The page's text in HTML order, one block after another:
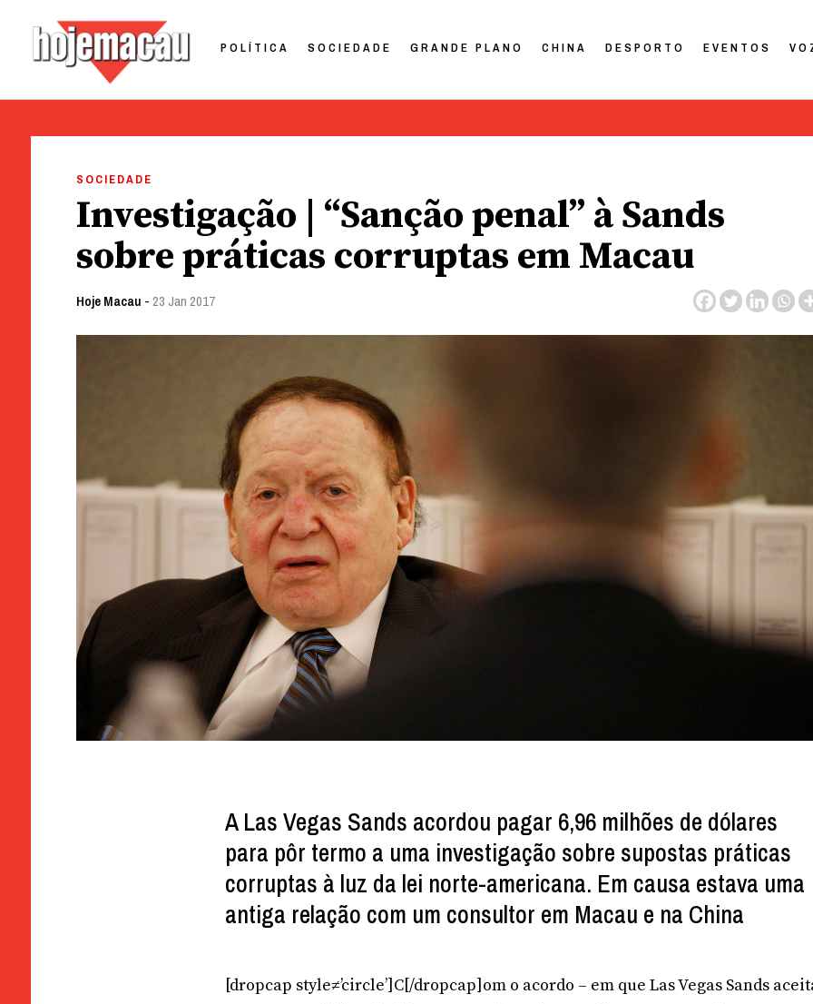
POLÍTICA SOCIEDADE GRANDE PLANO CHINA DESPORTO EVENTOS
SOCIEDADE
Investigação | “Sanção penal” à Sands
sobre práticas corruptas em Macau
Hoje Macau - 23 Jan 2017
A Las Vegas Sands acordou pagar 6,96 milhões de dólares
para pôr termo a uma investigação sobre supostas práticas
corruptas à luz da lei norte-americana. Em causa estava uma
antiga relação com um consultor em Macau e na China
[dropcap style≠’circle’]C[/dropcap]om o acordo – em que Las Vegas Sands